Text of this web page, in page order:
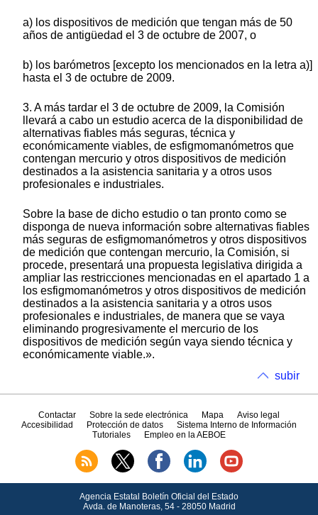
a) los dispositivos de medición que tengan más de 50
años de antigüedad el 3 de octubre de 2007, o
b) los barómetros [excepto los mencionados en la letra a)]
hasta el 3 de octubre de 2009.
3. A más tardar el 3 de octubre de 2009, la Comisión
llevará a cabo un estudio acerca de la disponibilidad de
alternativas fiables más seguras, técnica y
económicamente viables, de esfigmomanómetros que
contengan mercurio y otros dispositivos de medición
destinados a la asistencia sanitaria y a otros usos
profesionales e industriales.
Sobre la base de dicho estudio o tan pronto como se
disponga de nueva información sobre alternativas fiables
más seguras de esfigmomanómetros y otros dispositivos
de medición que contengan mercurio, la Comisión, si
procede, presentará una propuesta legislativa dirigida a
ampliar las restricciones mencionadas en el apartado 1 a
los esfigmomanómetros y otros dispositivos de medición
destinados a la asistencia sanitaria y a otros usos
profesionales e industriales, de manera que se vaya
eliminando progresivamente el mercurio de los
dispositivos de medición según vaya siendo técnica y
económicamente viable.».
subir
Contactar Sobre la sede electrónica Mapa
Aviso legal
Accesibilidad
Protección de datos
Sistema Interno de Información
Tutoriales
Empleo en la AEBOE
Agencia Estatal Boletín Oficial del Estado
Avda.de Manoteras, 54 - 28050 Madrid